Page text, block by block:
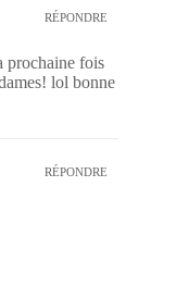
RÉPONDRE
prochaine fois
lol bonne
RÉPONDRE